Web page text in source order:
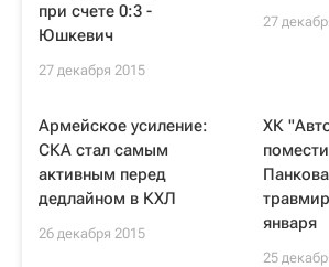
при счете 0:3 -
Юшкевич
27 декабря 2015
27
Армейское усиление:
СКА стал самым
активным перед
дедлайном в КХЛ
26 декабря 2015
ХК
января
25